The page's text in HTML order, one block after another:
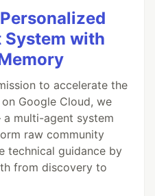
with
to accelerate the
Google Cloud, we
multi-agent system
raw community
technical guidance by
from discovery to